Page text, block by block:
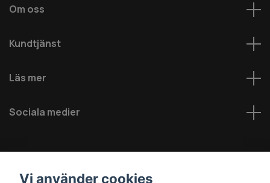
Om oss
Kundtjänst
Läs mer
Sociala medier
Vi använder cookies